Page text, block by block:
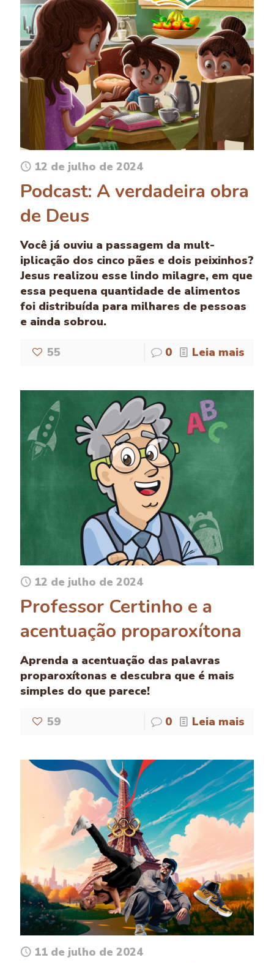
12 de julho de 2024
Podcast: A verdadeira obra
de Deus
Você já ouviu a passagem da mult­
iplicação dos cinco pães e dois peixinhos?
Jesus realizou esse lindo milagre, em que
essa pequena quant­idade de alimentos
foi distribuída para milhares de pessoas
e ainda sobrou.
55 0 Leia mais
12 de julho de 2024
Professor Certinho e a
acentuação proparoxítona
Aprenda a acentuação das palavras
proparoxítonas e descubra que é mais
simples do que parece!
59 0 Leia mais
11 de julho de 2024